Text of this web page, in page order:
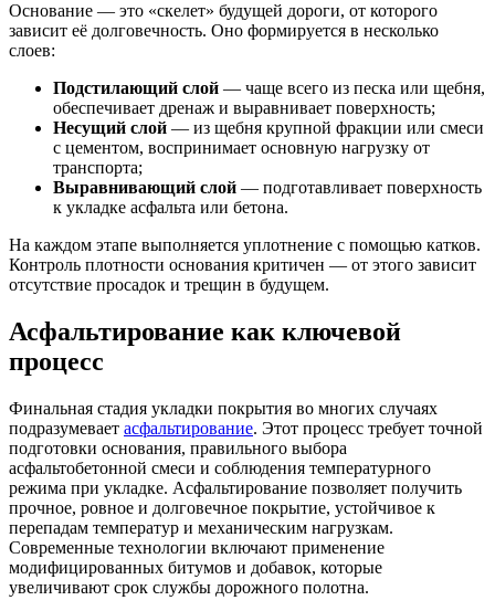
Основание — это «скелет» будущей дороги, от которого
зависит её долговечность. Оно формируется в несколько
слоев:
Подстилающий слой — чаще всего из песка или щебня,
обеспечивает дренаж и выравнивает поверхность;
Несущий слой — из щебня крупной фракции или смеси
с цементом, воспринимает основную нагрузку от
транспорта;
Выравнивающий слой — подготавливает поверхность
к укладке асфальта или бетона.
На каждом этапе выполняется уплотнение с помощью катков.
Контроль плотности основания критичен — от этого зависит
отсутствие просадок и трещин в будущем.
Асфальтирование как ключевой
процесс
Финальная стадия укладки покрытия во многих случаях
подразумевает асфальтирование. Этот процесс требует точной
подготовки основания, правильного выбора
асфальтобетонной смеси и соблюдения температурного
режима при укладке. Асфальтирование позволяет получить
прочное, ровное и долговечное покрытие, устойчивое к
перепадам температур и механическим нагрузкам.
Современные технологии включают применение
модифицированных битумов и добавок, которые
увеличивают срок службы дорожного полотна.